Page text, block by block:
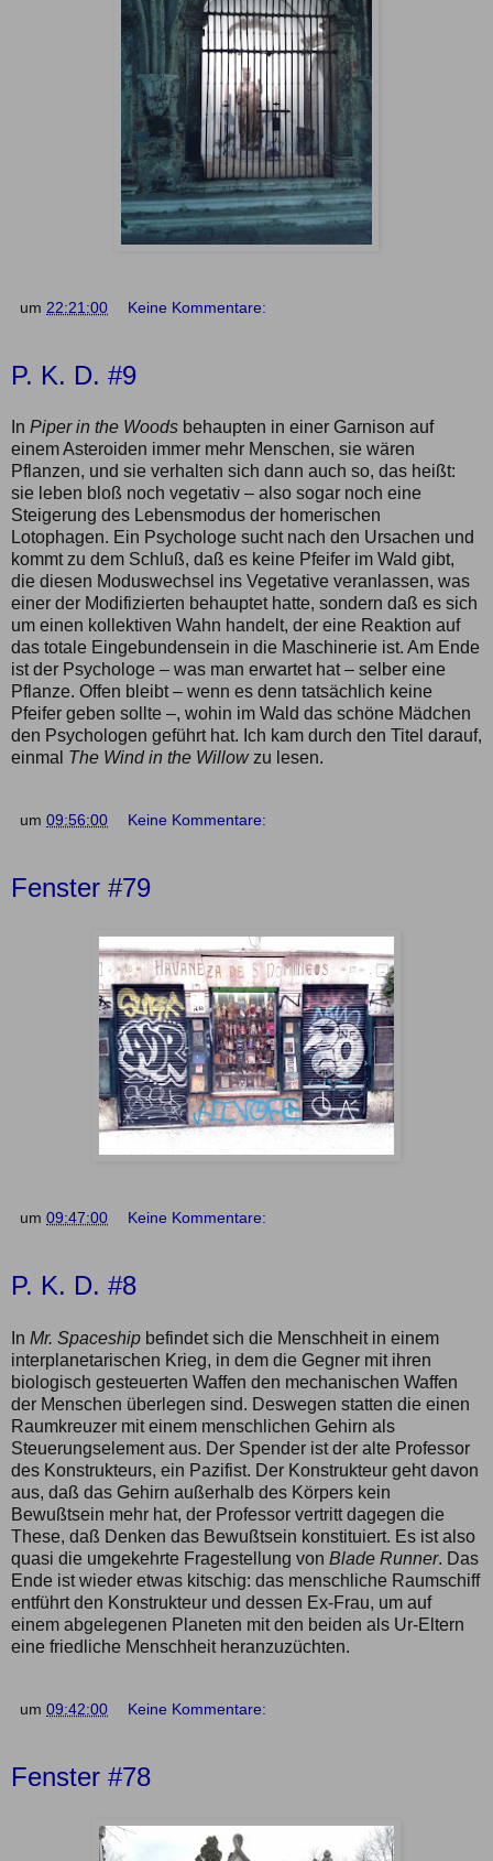
um 22:21:00 Keine Kommentare:
P. K. D. #9
In Piper in the Woods behaupten in einer Garnison auf
einem Asteroiden immer mehr Menschen, sie wären
Pflanzen, und sie verhalten sich dann auch so, das heißt:
sie leben bloß noch vegetativ ‒ also sogar noch eine
Steigerung des Lebensmodus der homerischen
Lotophagen. Ein Psychologe sucht nach den Ursachen und
kommt zu dem Schluß, daß es keine Pfeifer im Wald gibt,
die diesen Moduswechsel ins Vegetative veranlassen, was
einer der Modifizierten behauptet hatte, sondern daß es sich
um einen kollektiven Wahn handelt, der eine Reaktion auf
das totale Eingebundensein in die Maschinerie ist. Am Ende
ist der Psychologe ‒ was man erwartet hat ‒ selber eine
Pflanze. Offen bleibt ‒ wenn es denn tatsächlich keine
Pfeifer geben sollte ‒, wohin im Wald das schöne Mädchen
den Psychologen geführt hat. Ich kam durch den Titel darauf,
einmal The Wind in the Willowzu lesen.
um 09:56:00 Keine Kommentare:
Fenster #79
um 09:47:00 Keine Kommentare:
P. K. D. #8
In Mr. Spaceship befindet sich die Menschheit in einem
interplanetarischen Krieg, in dem die Gegner mit ihren
biologisch gesteuerten Waffen den mechanischen Waffen
der Menschen überlegen sind. Deswegen statten die einen
Raumkreuzer mit einem menschlichen Gehirn als
Steuerungselement aus. Der Spender ist der alte Professor
des Konstrukteurs, ein Pazifist. Der Konstrukteur geht davon
aus, daß das Gehirn außerhalb des Körpers kein
Bewußtsein mehr hat, der Professor vertritt dagegen die
These, daß Denken das Bewußtsein konstituiert. Es ist also
quasi die umgekehrte Fragestellung von Blade Runner. Das
Ende ist wieder etwas kitschig: das menschliche Raumschiff
entführt den Konstrukteur und dessen Ex-Frau, um auf
einem abgelegenen Planeten mit den beiden als Ur-Eltern
eine friedliche Menschheit heranzuzüchten.
um 09:42:00 Keine Kommentare:
Fenster #78